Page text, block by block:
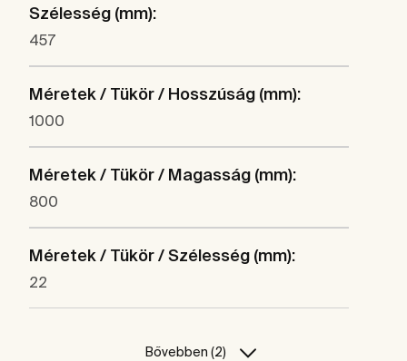
Szélesség (mm):
457
Méretek / Tükör / Hosszúság (mm):
1000
Méretek / Tükör / Magasság (mm):
800
Méretek / Tükör / Szélesség (mm):
22
Bővebben (2)